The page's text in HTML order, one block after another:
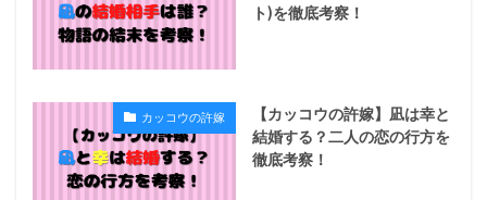
ト)を徹底考察！
カッコウの許嫁
【カッコウの許嫁】凪は幸と
結婚する？二人の恋の行方を
徹底考察！